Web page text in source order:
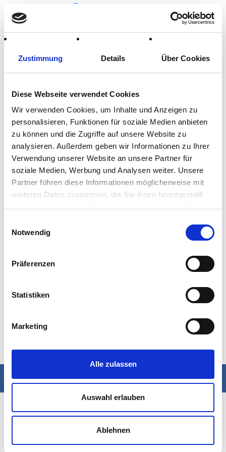
Zustimmung Details Über Cookies
Diese Webseite verwendet Cookies
Wir verwenden Cookies, um Inhalte und Anzeigen zu
personalisieren, Funktionen für soziale Medien anbieten
zu können und die Zugriffe auf unsere Website zu
analysieren. Außerdem geben wir Informationen zu Ihrer
Verwendung unserer Website an unsere Partner für
soziale Medien, Werbung und Analysen weiter. Unsere
Partner führen diese Informationen möglicherweise mit
weiteren Daten zusammen, die Sie ihnen bereitgestellt
Notwendig
Präferenzen
Statistiken
Marketing
Alle zulassen
Auswahl erlauben
Ablehnen
Steuerberatung
Wirtschaftsprüfung
Künstliche
Intelligenz
Maschinelles
Lernen
Covid 19 Spezial
Digitalisierung im
Rechnungswesen
Blog
Downloads
Karriere
Sie haben noch Fragen?
09401
9208 - 0
Downloads
In Kürze finden Sie hier Downloads zu vielen
relevanten Themen.
09401 9208 - 0